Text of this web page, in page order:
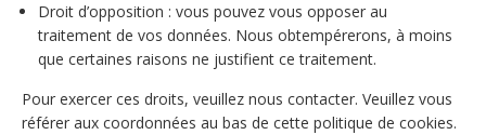
Droit d’opposition : vous pouvez vous opposer au
traitement de vos données. Nous obtempérerons, à moins
que certaines raisons ne justifient ce traitement.
Pour exercer ces droits, veuillez nous contacter. Veuillez vous
référer aux coordonnées au bas de cette politique de cookies.